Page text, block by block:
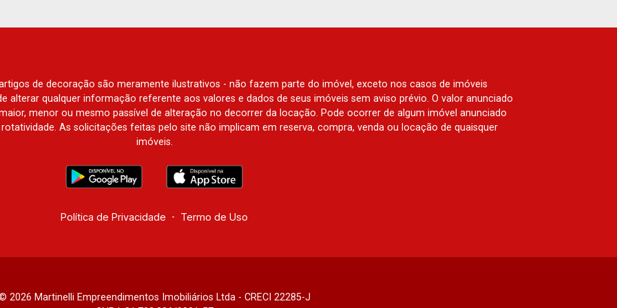
de decoração são meramente ilustrativos - não fazem parte do imóvel, exceto nos casos de imóveis
alterar qualquer informação referente aos valores e dados de seus imóveis sem aviso prévio. O valor anunciado
menor ou mesmo passível de alteração no decorrer da locação. Pode ocorrer de algum imóvel anunciado
As solicitações feitas pelo site não implicam em reserva, compra, venda ou locação de quaisquer
imóveis.
Política de Privacidade - Termo de Uso
2026 Martinelli Empreendimentos Imobiliários Ltda - CRECI 22285-J